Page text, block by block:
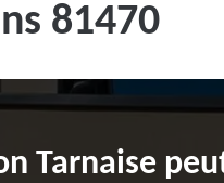
81470
Tarnaise